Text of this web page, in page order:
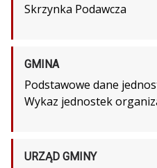
Skrzynka Podawcza
GMINA
Podstawowe dane
Wykaz jednostek
URZĄD GMINY